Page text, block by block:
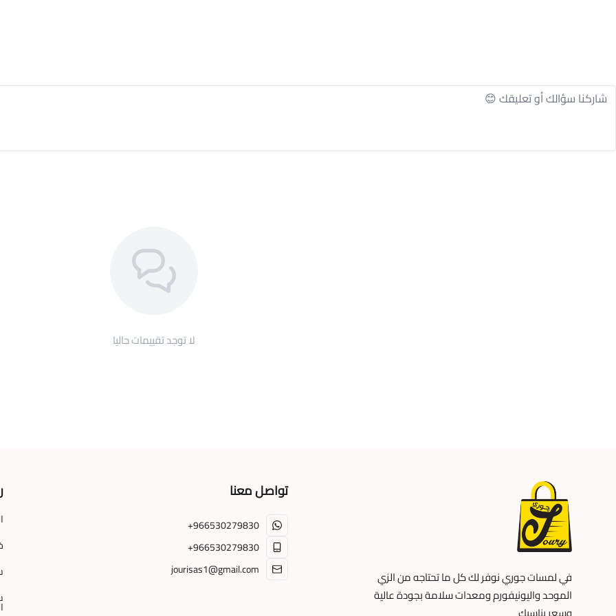
لا توجد تقييمات حاليا
في لمسات جوري نوفر لك كل ما تحتاجه من الزي
الموحد واليونيفورم ومعدات سلامة بجودة عالية
تواصل معنا
+966530279830
+966530279830
jourisas1@gmail.com